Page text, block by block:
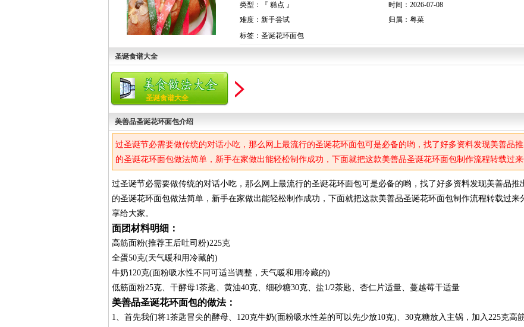
类型：『 糕点 』
时间：2026-07-08
难度：新手尝试
归属：粤菜
标签：圣诞花环面包
圣诞食谱大全
圣诞食谱大全
美善品圣诞花环面包介绍
过圣诞节必需要做传统的对话小吃，那么网上最流行的圣诞花环面包可是必备的哟，找了好多资料发现美善品推
的圣诞花环面包做法简单，新手在家做出能轻松制作成功，下面就把这款美善品圣诞花环面包制作流程转载过
过圣诞节必需要做传统的对话小吃，那么网上最流行的圣诞花环面包可是必备的哟，找了好多资料发现美善品推
的圣诞花环面包做法简单，新手在家做出能轻松制作成功，下面就把这款美善品圣诞花环面包制作流程转载过来
享给大家。
面团材料明细：
高筋面粉(推荐王后吐司粉)225克
全蛋50克(天气暖和用冷藏的)
牛奶120克(面粉吸水性不同可适当调整，天气暖和用冷藏的)
低筋面粉25克、干酵母1茶匙、黄油40克、细砂糖30克、盐1/2茶匙、杏仁片适量、蔓越莓干适量
美善品圣诞花环面包的做法：
1、首先我们将1茶匙冒尖的酵母、120克牛奶(面粉吸水性差的可以先少放10克)、30克糖放入主锅，加入225克高